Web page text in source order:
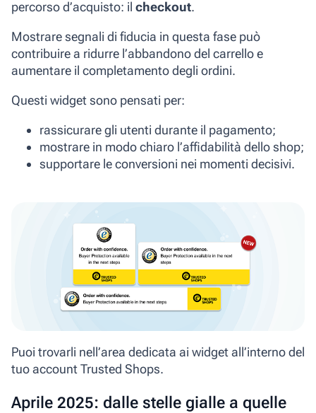
percorso d’acquisto: il checkout.
Mostrare segnali di fiducia in questa fase può
contribuire a ridurre l’abbandono del carrello e
aumentare il completamento degli ordini.
Questi widget sono pensati per:
rassicurare gli utenti durante il pagamento;
mostrare in modo chiaro l’affidabilità dello shop;
supportare le conversioni nei momenti decisivi.
Puoi trovarli nell’area dedicata ai widget all’interno del
tuo account Trusted Shops.
Aprile 2025: dalle stelle gialle a quelle